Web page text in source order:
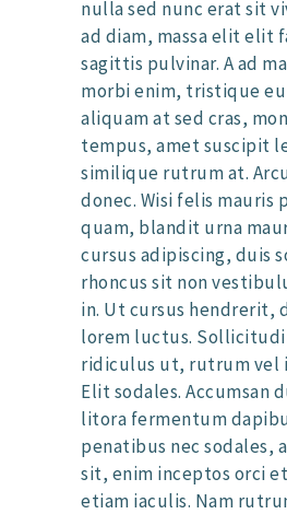
nulla sed nunc erat sit
ad diam, massa elit elit
sagittis pulvinar. A ad
morbi enim, tristique
aliquam at sed cras,
tempus, amet suscipit
similique rutrum at.
donec. Wisi felis mauris
quam, blandit urna
cursus adipiscing, duis
rhoncus sit non
in. Ut cursus hendrerit,
lorem luctus.
ridiculus ut, rutrum vel
Elit sodales. Accumsan
litora fermentum
penatibus nec sodales,
sit, enim inceptos orci
etiam iaculis. Nam